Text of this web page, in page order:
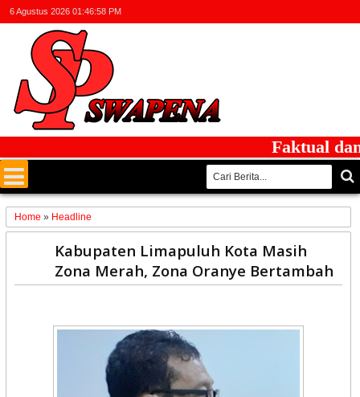
6 Agustus 2026 01:46:58 PM
Faktual dan
Home » Headline
Kabupaten Limapuluh Kota Masih
Zona Merah, Zona Oranye Bertambah